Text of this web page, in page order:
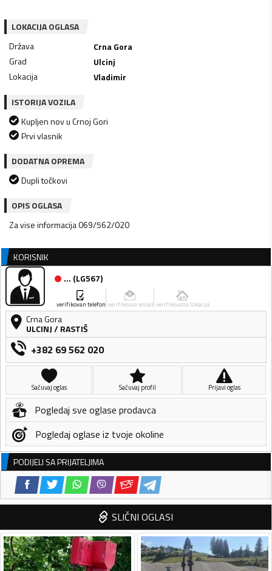
LOKACIJA OGLASA
Država
Crna Gora
Grad
Ulcinj
Lokacija
Vladimir
ISTORIJA VOZILA
Kupljen nov u Crnoj Gori
Prvi vlasnik
DODATNA OPREMA
Dupli točkovi
OPIS OGLASA
Za vise informacija 069/562/020
KORISNIK
... (LG567)
verifikovan telefon verifikovan email verifikovana lokacija
Crna Gora
ULCINJ/ RASTIŠ
+382 69 562 020
Sačuvaj oglas Sačuvaj profil Prijavi oglas
Pogledaj sve oglase prodavca
Pogledaj oglase iz tvoje okoline
PODIJELI SA PRIJATELJIMA
SLIČNI OGLASI